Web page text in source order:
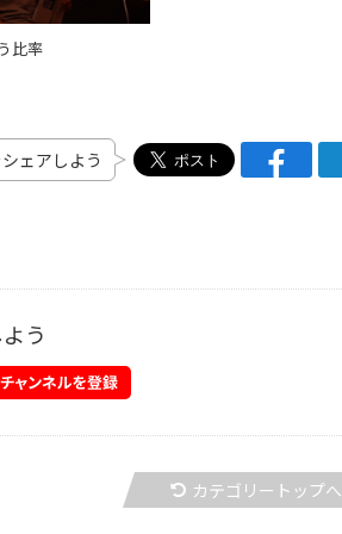
比率
ェアしよう
う
カテゴリートップへ